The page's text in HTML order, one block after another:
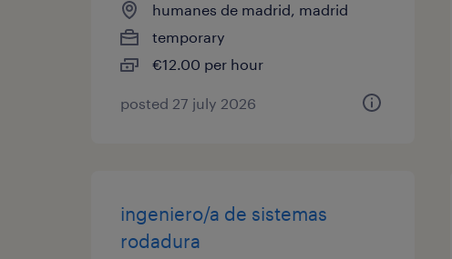
humanes de madrid, madrid
temporary
€12.00 per hour
posted 27 july 2026
ingeniero/a de sistemas
rodadura